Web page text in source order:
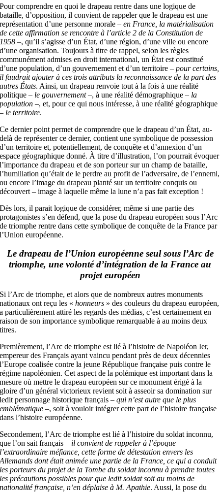
Pour comprendre en quoi le drapeau rentre dans une logique de
bataille, d’opposition, il convient de rappeler que le drapeau est une
représentation d’une personne morale –en France, la matérialisation
de cette affirmation se rencontre à l’article 2 de la Constitution de
1958 –, qu’il s’agisse d’un État, d’une région, d’une ville ou encore
d’une organisation. Toujours à titre de rappel, selon les règles
communément admises en droit international, un État est constitué
d’une population, d’un gouvernement et d’un territoire –pour certains,
il faudrait ajouter à ces trois attributs la reconnaissance de la part des
autres États. Ainsi, un drapeau renvoie tout à la fois à une réalité
politique – le gouvernement–, à une réalité démographique – la
population –, et, pour ce qui nous intéresse, à une réalité géographique
– le territoire.
Ce dernier point permet de comprendre que le drapeau d’un État, au-
delà de représenter ce dernier, contient une symbolique de possession
d’un territoire et, potentiellement, de conquête et d’annexion d’un
espace géographique donné. À titre d’illustration, l’on pourrait évoquer
l’importance du drapeau et de son porteur sur un champ de bataille,
l’humiliation qu’était de le perdre au profit de l’adversaire, de l’ennemi,
ou encore l’image du drapeau planté sur un territoire conquis ou
découvert – image à laquelle même la lune n’a pas fait exception !
Dès lors, il parait logique de considérer, même si une partie des
protagonistes s’en défend, que la pose du drapeau européen sous l’Arc
de triomphe rentre dans cette symbolique de conquête de la France par
l’Union européenne.
Le drapeau de l’Union européenne seul sous l’Arc de
triomphe, une volonté d’intégration de la France au
projet européen
Si l’Arc de triomphe, et alors que de nombreux autres monuments
nationaux ont reçu les «honneurs » des couleurs du drapeau européen,
a particulièrement attiré les regards des médias, c’est certainement en
raison de son importance symbolique remarquable à au moins deux
titres.
Premièrement, l’Arc de triomphe est lié à l’histoire de Napoléon Ier,
empereur des Français ayant vaincu pendant près de deux décennies
l’Europe coalisée contre la jeune République française puis contre le
régime napoléonien. Cet aspect de la polémique est important dans la
mesure où mettre le drapeau européen sur ce monument érigé à la
gloire d’un général victorieux revient soit à asseoir sa domination sur
ledit personnage historique français –qui n’est autre que le plus
emblématique –, soit à vouloir intégrer cette part de l’histoire française
dans l’histoire européenne.
Secondement, l’Arc de triomphe est lié à l’histoire du soldat inconnu,
que l’on sait français – il convient de rappeler à l’époque
l’extraordinaire méfiance, cette forme de détestation envers les
Allemands dont était animée une partie de la France, ce qui a conduit
les porteurs du projet de la Tombe du soldat inconnu à prendre toutes
les précautions possibles pour que ledit soldat soit au moins de
nationalité française, n’en déplaise à M. Apathie. Aussi, la pose du